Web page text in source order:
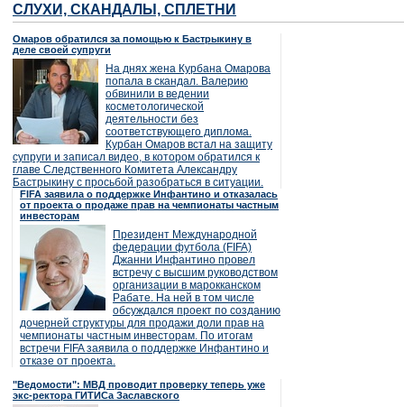
СЛУХИ, СКАНДАЛЫ, СПЛЕТНИ
Омаров обратился за помощью к Бастрыкину в
деле своей супруги
На днях жена Курбана Омарова
попала в скандал. Валерию
обвинили в ведении
косметологической
деятельности без
соответствующего диплома.
Курбан Омаров встал на защиту
супруги и записал видео, в котором обратился к
главе Следственного Комитета Александру
Бастрыкину с просьбой разобраться в ситуации.
FIFA заявила о поддержке Инфантино и отказалась
от проекта о продаже прав на чемпионаты частным
инвесторам
Президент Международной
федерации футбола (FIFA)
Джанни Инфантино провел
встречу с высшим руководством
организации в марокканском
Рабате. На ней в том числе
обсуждался проект по созданию
дочерней структуры для продажи доли прав на
чемпионаты частным инвесторам. По итогам
встречи FIFA заявила о поддержке Инфантино и
отказе от проекта.
"Ведомости": МВД проводит проверку теперь уже
экс-ректора ГИТИСа Заславского